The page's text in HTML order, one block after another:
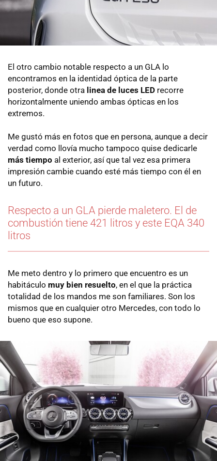
El otro cambio notable respecto a un GLA lo
encontramos en la identidad óptica de la parte
posterior, donde otra linea de luces LED recorre
horizontalmente uniendo ambas ópticas en los
extremos.
Me gustó más en fotos que en persona, aunque a decir
verdad como llovía mucho tampoco quise dedicarle
más tiempo al exterior, así que tal vez esa primera
impresión cambie cuando esté más tiempo con él en
un futuro.
Respecto a un GLA pierde maletero. El de
combustión tiene 421 litros y este EQA 340
litros
Me meto dentro y lo primero que encuentro es un
habitáculo muy bien resuelto, en el que la práctica
totalidad de los mandos me son familiares. Son los
mismos que en cualquier otro Mercedes, con todo lo
bueno que eso supone.